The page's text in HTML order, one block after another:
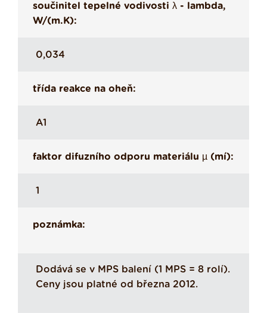
součinitel tepelné vodivosti λ - lambda,
W/(m.K):
0,034
třída reakce na oheň:
A1
faktor difuzního odporu materiálu µ (mí):
1
poznámka:
Dodává se v MPS balení (1 MPS = 8 rolí).
Ceny jsou platné od března 2012.